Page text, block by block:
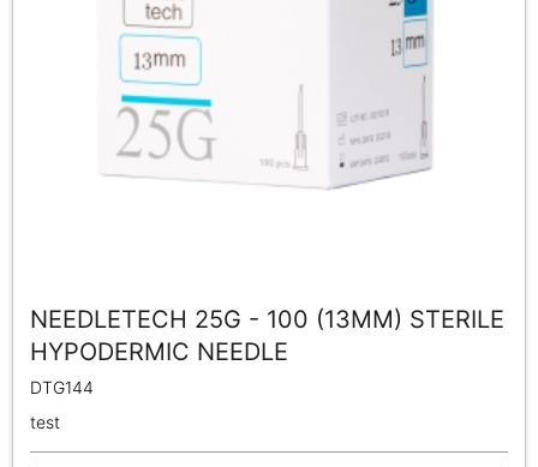
NEEDLETECH 25G - 100 (13MM) STERILE
HYPODERMIC NEEDLE
DTG144
test